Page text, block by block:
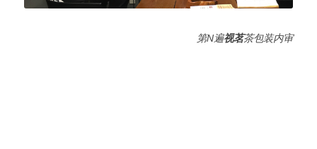
第N遍视茗茶包装内审